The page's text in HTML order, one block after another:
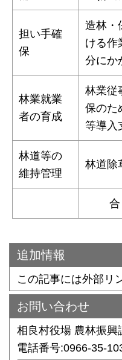
担い手確
保
造林・
ける作
分にか
林業就業
者の育成
林業従
保のた
等導入
林道等の
維持管理
林道除
追加情報
この記事には外部リ
お問い合わせ
相良村役場 農林振興
電話番号:0966-35-